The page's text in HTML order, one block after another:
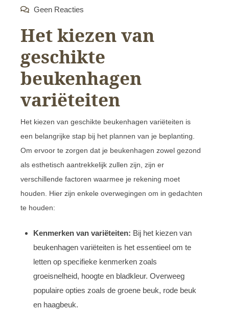
Geen Reacties
Het kiezen van
geschikte
beukenhagen
variëteiten
Het kiezen van geschikte beukenhagen variëteiten is
een belangrijke stap bij het plannen van je beplanting.
Om ervoor te zorgen dat je beukenhagen zowel gezond
als esthetisch aantrekkelijk zullen zijn, zijn er
verschillende factoren waarmee je rekening moet
houden. Hier zijn enkele overwegingen om in gedachten
te houden:
Kenmerken van variëteiten: Bij het kiezen van
beukenhagen variëteiten is het essentieel om te
letten op specifieke kenmerken zoals
groeisnelheid, hoogte en bladkleur. Overweeg
populaire opties zoals de groene beuk, rode beuk
en haagbeuk.